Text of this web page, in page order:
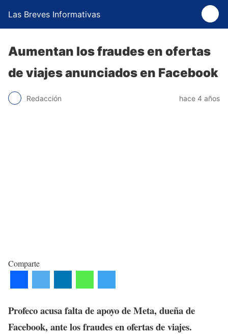
Las Breves Informativas
Aumentan los fraudes en ofertas
de viajes anunciados en Facebook
Redacción hace 4 años
Comparte
Profeco acusa falta de apoyo de Meta, dueña de
Facebook, ante los fraudes en ofertas de viajes.